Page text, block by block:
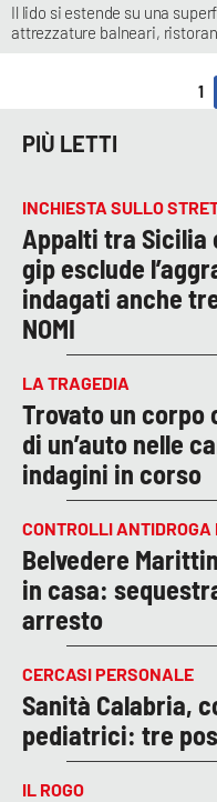
Il lido si estende su una
attrezzature balneari,
1
PIÙ LETTI
INCHIESTA SULLO
Appalti tra Sicilia
gip esclude
indagati anche
NOMI
LA TRAGEDIA
Trovato un corpo
di un’auto nelle
indagini in corso
CONTROLLI
Belvedere
in casa:
arresto
CERCASI PERSONALE
Sanità Calabria,
pediatrici: tre
IL ROGO